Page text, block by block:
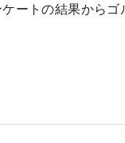
ートの結果からゴ